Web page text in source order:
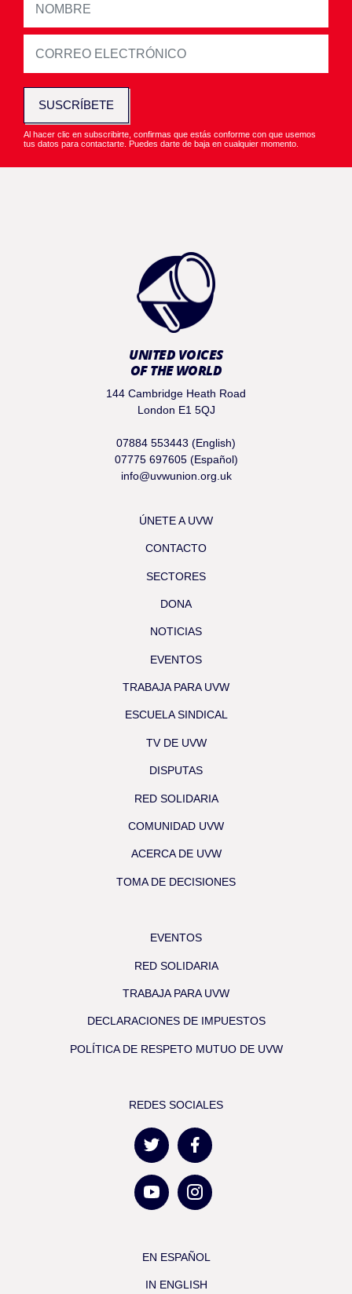
SUSCRÍBETE
Al hacer clic en subscribirte, confirmas que estás conforme con que usemos
tus datos para contactarte. Puedes darte de baja en cualquier momento.
UNITED VOICES
OF THE WORLD
144 Cambridge Heath Road
London E1 5QJ
07884 553443 (English)
07775 697605 (Español)
info@uvwunion.org.uk
ÚNETE A UVW
CONTACTO
SECTORES
DONA
NOTICIAS
EVENTOS
TRABAJA PARA UVW
ESCUELA SINDICAL
TV DE UVW
DISPUTAS
RED SOLIDARIA
COMUNIDAD UVW
ACERCA DE UVW
TOMA DE DECISIONES
EVENTOS
RED SOLIDARIA
TRABAJA PARA UVW
DECLARACIONES DE IMPUESTOS
POLÍTICA DE RESPETO MUTUO DE UVW
REDES SOCIALES
EN ESPAÑOL
IN ENGLISH